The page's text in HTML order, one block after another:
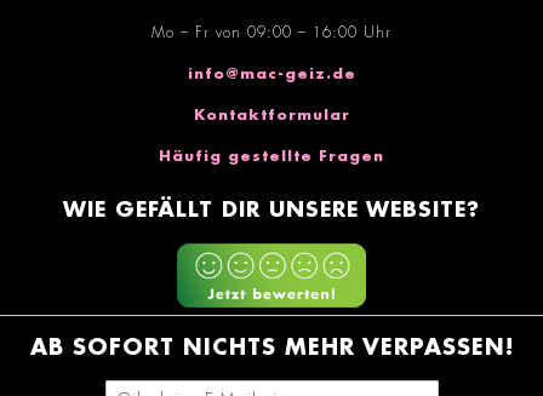
Mo – Fr von 09:00 – 16:00 Uhr
info@mac-geiz.de
Kontaktformular
Häufig gestellte Fragen
WIE GEFÄLLT DIR UNSERE WEBSITE?
AB SOFORT NICHTS MEHR VERPASSEN!
E-Mail-Adresse eingeben